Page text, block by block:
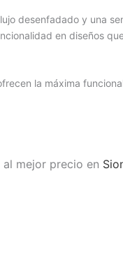
desenfadado y una
en diseños
la máxima
mejor precio en